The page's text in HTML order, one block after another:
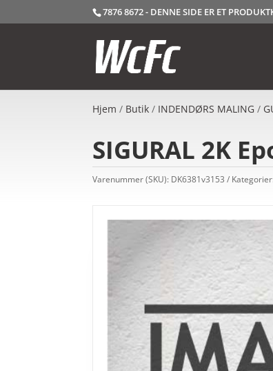
7876 8672 - DENNE SIDE ER ET
Hjem / Butik / INDENDØRS MALING /
SIGURAL 2K
Varenummer (SKU): DK6381v3153